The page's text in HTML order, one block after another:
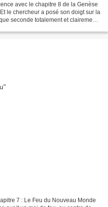
avec le chapitre 8 de la Genèse
le chercheur a posé son doigt sur la
seconde totalement et clairement.
7 : Le Feu du Nouveau Monde